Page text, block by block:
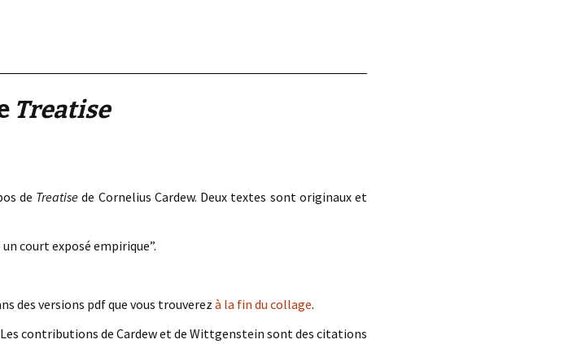
Treatise
de Treatise de Cornelius Cardew. Deux textes sont originaux et
court exposé empirique”.
des versions pdf que vous trouverez à la fin du collage.
contributions de Cardew et de Wittgenstein sont des citations